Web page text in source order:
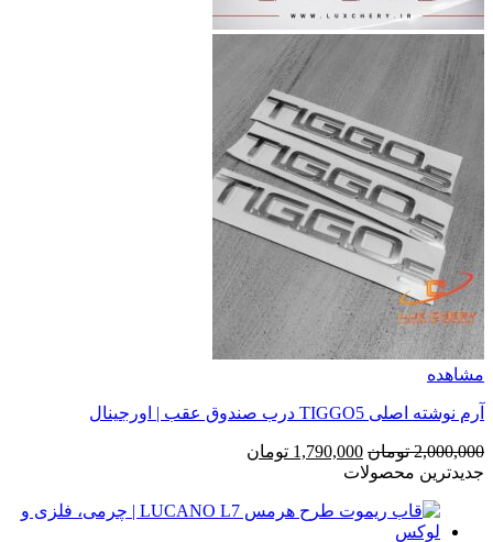
مشاهده
آرم نوشته اصلی TIGGO5 درب صندوق عقب | اورجینال
2,000,000 تومان قیمت
اصلی
بود.
1,790,000 تومان
است.
جدیدترین محصولات